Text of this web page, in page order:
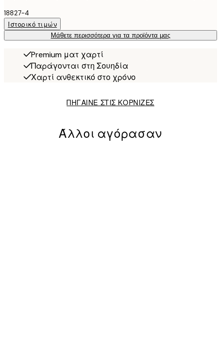
18827-4
Ιστορικό τιμών
Μάθετε περισσότερα για τα προϊόντα μας
Premium ματ χαρτί
Παράγονται στη Σουηδία
Χαρτί ανθεκτικό στο χρόνο
ΠΗΓΑΙΝΕ ΣΤΙΣ ΚΟΡΝΙΖΕΣ
Άλλοι αγόρασαν